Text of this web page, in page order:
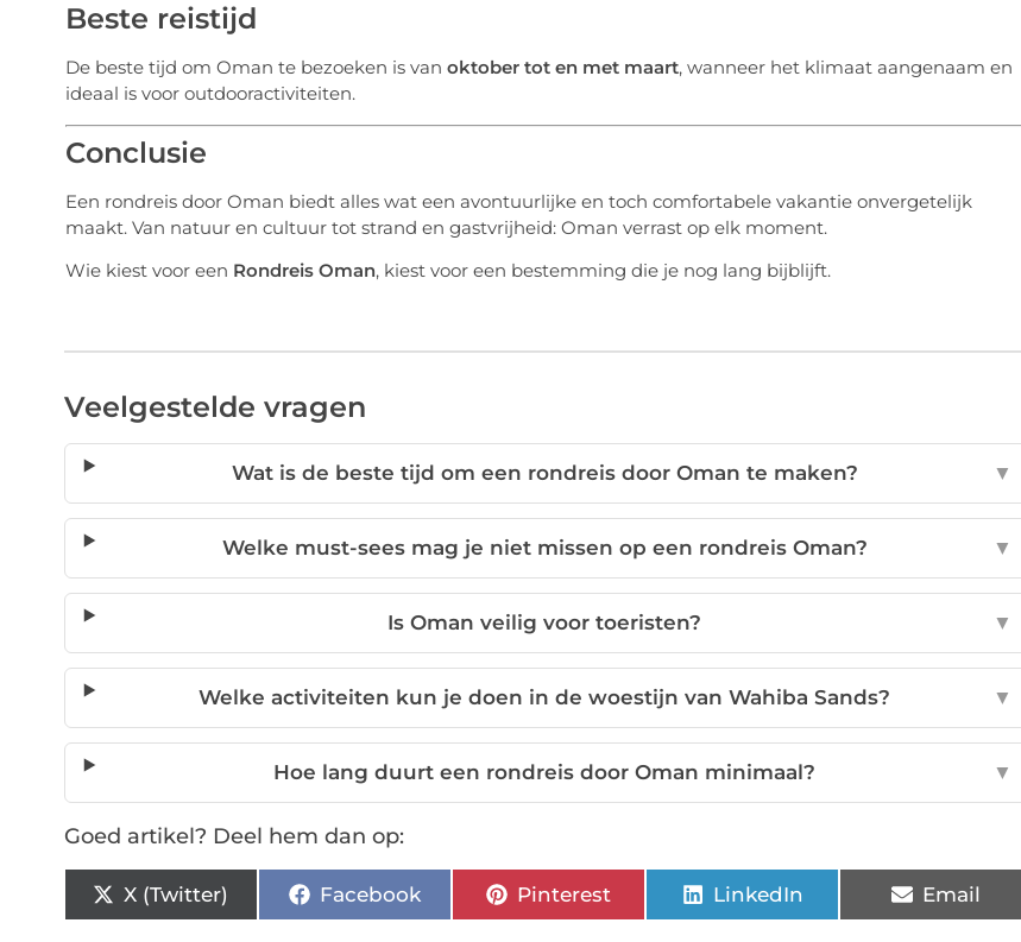
Beste reistijd
De beste tijd om Oman te bezoeken is van oktober tot en met maart, wanneer het klimaat aangenaam en
ideaal is voor outdooractiviteiten.
Conclusie
Een rondreis door Oman biedt alles wat een avontuurlijke en toch comfortabele vakantie onvergetelijk
maakt. Van natuur en cultuur tot strand en gastvrijheid: Oman verrast op elk moment.
Wie kiest voor een Rondreis Oman, kiest voor een bestemming die je nog lang bijblijft.
Veelgestelde vragen
Wat is de beste tijd om een rondreis door Oman te maken? ▼
Welke must-sees mag je niet missen op een rondreis Oman? ▼
Is Oman veilig voor toeristen? ▼
Welke activiteiten kun je doen in de woestijn van Wahiba Sands? ▼
Hoe lang duurt een rondreis door Oman minimaal? ▼
Goed artikel? Deel hem dan op:
X (Twitter) Facebook Pinterest LinkedIn Email